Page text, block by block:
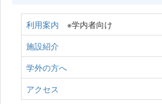
利用案内 ※学内者向け
施設紹介
学外の方へ
アクセス